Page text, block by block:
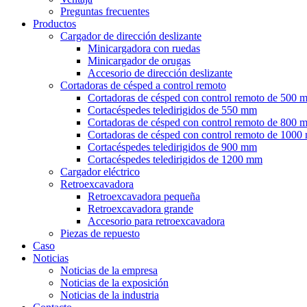
Preguntas frecuentes
Productos
Cargador de dirección deslizante
Minicargadora con ruedas
Minicargador de orugas
Accesorio de dirección deslizante
Cortadoras de césped a control remoto
Cortadoras de césped con control remoto de 500
Cortacéspedes teledirigidos de 550 mm
Cortadoras de césped con control remoto de 800
Cortadoras de césped con control remoto de 1000
Cortacéspedes teledirigidos de 900 mm
Cortacéspedes teledirigidos de 1200 mm
Cargador eléctrico
Retroexcavadora
Retroexcavadora pequeña
Retroexcavadora grande
Accesorio para retroexcavadora
Piezas de repuesto
Caso
Noticias
Noticias de la empresa
Noticias de la exposición
Noticias de la industria